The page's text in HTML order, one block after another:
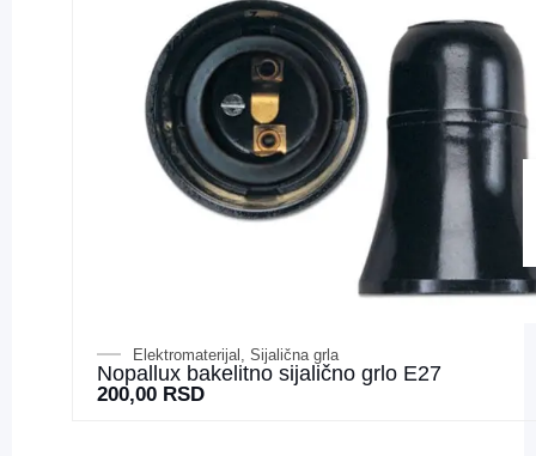
Elektromaterijal Sijalična grla
Nopallux bakelitno sijalično grlo E27
200,00 RSD